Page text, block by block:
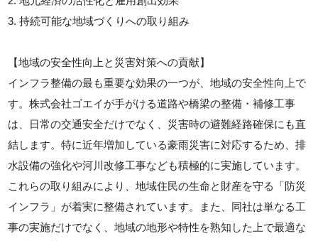
3. 持続可能な地域づくりへの取り組み
【地域の安全性向上と災害対策への貢献】
インフラ整備の最も重要な効果の一つが、地域の安全性向上で
す。株式会社ゴエイが手がける道路や橋梁の整備・補修工事
は、日常の交通安全だけでなく、災害時の避難経路確保にも直
結します。特に近年増加している豪雨災害に対応するため、排
水設備の強化や河川改修工事なども積極的に実施しています。
これらの取り組みにより、地域住民の生命と財産を守る「防災
インフラ」が着実に整備されています。また、同社は単なる工
事の実施だけでなく、地域の地形や特性を熟知した上で最適な